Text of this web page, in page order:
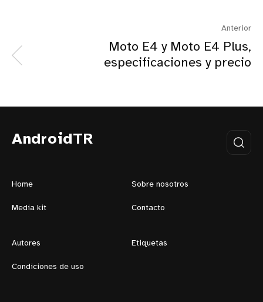
Anterior
Moto E4 y Moto E4 Plus,
especificaciones y precio
AndroidTR
Home Sobre nosotros
Media kit Contacto
Autores Etiquetas
Condiciones de uso